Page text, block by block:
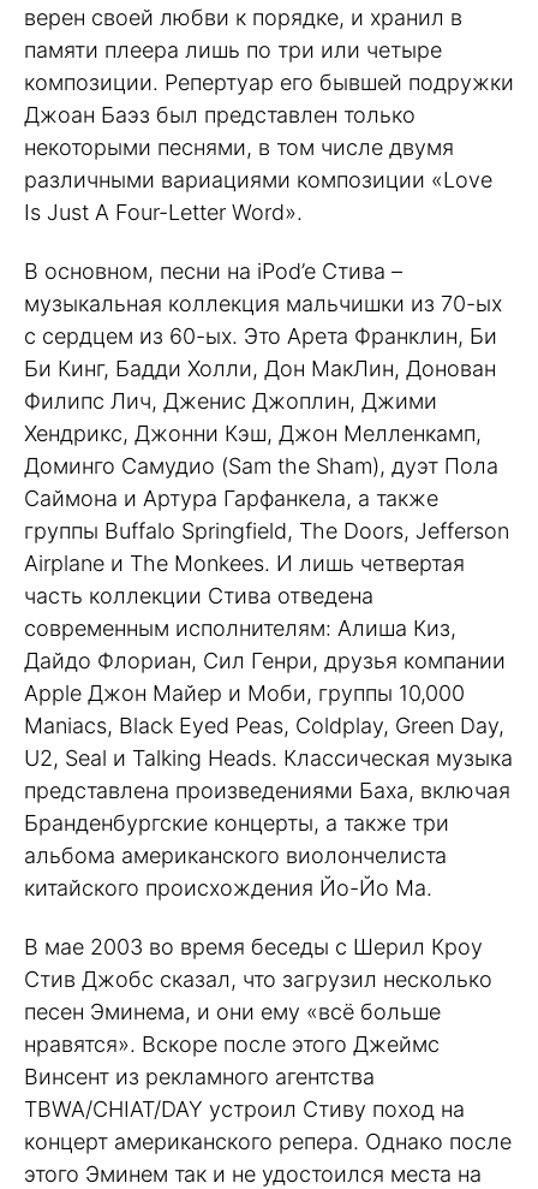
верен своей любви к порядке, и хранил в
памяти плеера лишь по три или четыре
композиции. Репертуар его бывшей подружки
Джоан Баэз был представлен только
некоторыми песнями, в том числе двумя
различными вариациями композиции «Love
Is Just A Four-Letter Word».
В основном, песни на iPod’e Стива –
музыкальная коллекция мальчишки из 70-ых
с сердцем из 60-ых. Это Арета Франклин, Би
Би Кинг, Бадди Холли, Дон МакЛин, Донован
Филипс Лич, Дженис Джоплин, Джими
Хендрикс, Джонни Кэш, Джон Мелленкамп,
Доминго Самудио (Sam the Sham), дуэт Пола
Саймона и Артура Гарфанкела, а также
группы Buffalo Springfield, The Doors, Jefferson
Airplane и The Monkees. И лишь четвертая
часть коллекции Стива отведена
современным исполнителям: Алиша Киз,
Дайдо Флориан, Сил Генри, друзья компании
Apple Джон Майер и Моби, группы 10,000
Maniacs, Black Eyed Peas, Coldplay, Green Day,
U2, Seal и Talking Heads. Классическая музыка
представлена произведениями Баха, включая
Бранденбургские концерты, а также три
альбома американского виолончелиста
китайского происхождения Йо-Йо Ма.
В мае 2003 во время беседы с Шерил Кроу
Стив Джобс сказал, что загрузил несколько
песен Эминема, и они ему «всё больше
нравятся». Вскоре после этого Джеймс
Винсент из рекламного агентства
TBWA/CHIAT/DAY устроил Стиву поход на
концерт американского репера. Однако после
этого Эминем так и не удостоился места на